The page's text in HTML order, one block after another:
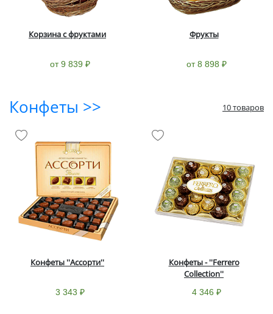
Корзина с фруктами
от 9 839 ₽
Фрукты
от 8 898 ₽
Конфеты >> 10 товаров
Конфеты ''Ассорти''
3 343 ₽
Конфеты - ''Ferrero
Collection''
4 346 ₽